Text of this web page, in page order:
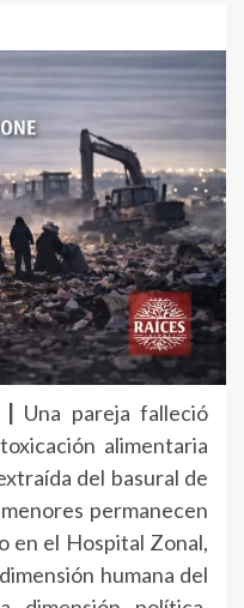
| Una pareja falleció
alimentaria
del basural de
permanecen
en el Hospital Zonal,
humana del